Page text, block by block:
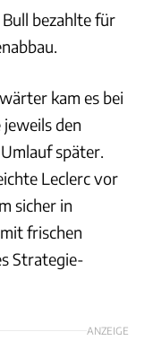
bezahlte für
kam es bei
den
später.
Leclerc vor
sicher in
frischen
Strategie-
ANZEIGE